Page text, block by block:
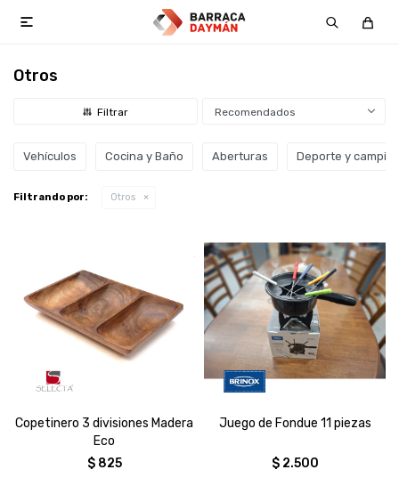

Otros
Recomendados
Vehículos Cocina y Baño Aberturas Deporte y
Filtrando por: Otros
Copetinero 3 divisiones Madera
Eco
$ 825
Juego de Fondue 11 piezas
$ 2.500